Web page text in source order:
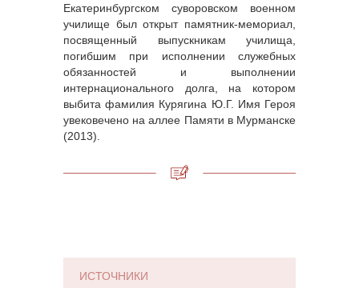
Екатеринбургском суворовском военном
училище был открыт памятник-мемориал,
посвященный выпускникам училища,
погибшим при исполнении служебных
обязанностей и выполнении
интернационального долга, на котором
выбита фамилия Курягина Ю.Г. Имя Героя
увековечено на аллее Памяти в Мурманске
(2013).
ИСТОЧНИКИ